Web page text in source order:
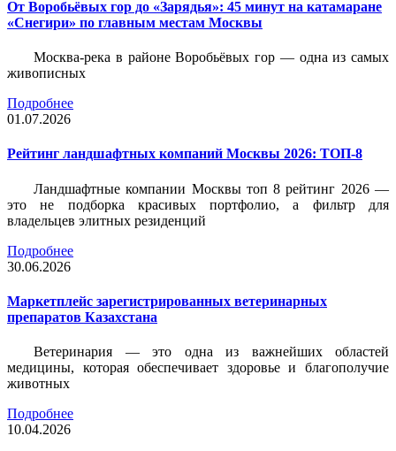
От Воробьёвых гор до «Зарядья»: 45 минут на катамаране
«Снегири» по главным местам Москвы
Москва-река в районе Воробьёвых гор — одна из самых
живописных
Подробнее
01.07.2026
Рейтинг ландшафтных компаний Москвы 2026: ТОП-8
Ландшафтные компании Москвы топ 8 рейтинг 2026 —
это не подборка красивых портфолио, а фильтр для
владельцев элитных резиденций
Подробнее
30.06.2026
Маркетплейс зарегистрированных ветеринарных
препаратов Казахстана
Ветеринария — это одна из важнейших областей
медицины, которая обеспечивает здоровье и благополучие
животных
Подробнее
10.04.2026